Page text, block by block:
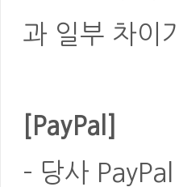
과 일부 차이
[PayPal]
- 당사